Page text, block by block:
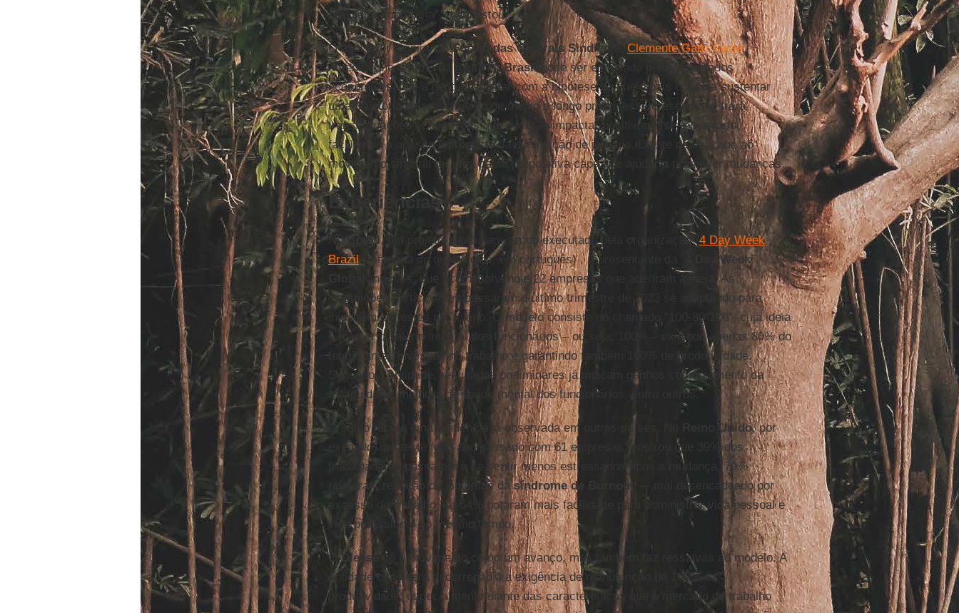
brasileira suportaria”, manifestou.
O assessor técnico doFórum das Centrais Sindicais Clemente Ganz Lucio,
acredita que o ritmo da pauta noBrasil pode ser embalado pelos resultados
econômicos. “Se a gente trabalhar com a hipótese de que o país consiga sustentar
uma trajetória de crescimento de médio e longo prazo, esse crescimento trará
transformações econômicas que poderão impactar positivamente o mercado,
facilitando a adesão à proposta da diminuição de jornada. Diante disso, cabe ao
movimento sindical ter uma pauta propositiva capaz de ajudar a promover mudanças.”
Experiências
NoBrasil, um projeto-piloto vem sendo executado pela organização "4 Day Week
Brazil" (semana de quatro dias, em português) , representante da "
4 Day Week
" no país, que acompanha hoje 22 empresas que aderiram à ideia. As
instituições participantes passaram o último trimestre de 2023 se adaptando para
iniciarem os testes neste ano. O modelo consiste no chamado “100-80-100”, cuja ideia
é manter o salário integral dos funcionários – ou seja, 100% – exigindo apenas 80% do
tempo antes investido no trabalho e garantindo também 100% de produtividade.
Segundo a entidade, resultados preliminares já indicam ganhos como aumento da
assiduidade, melhora da saúde mental dos funcionários, entre outros.
O saldo repete uma tendência já observada em outros países. No Reino Unido, por
exemplo, um teste feito ano passado com 61 empresas mostrou que 39% dos
trabalhadores passaram a se sentir menos estressados após a mudança, 79%
relataram redução de sintomas dasíndrome de Burnout
— mal desencadeado por
excesso de trabalho – e 54% notaram mais facilidade para administrar vida pessoal e
vida profissional ao mesmo tempo.
ODieese
vê o movimento como um avanço, mas também faz ressalvas ao modelo. A
entidade considera escorregadia a exigência de manutenção de 100% da
produtividade, especialmente diante das características que o mercado de trabalho